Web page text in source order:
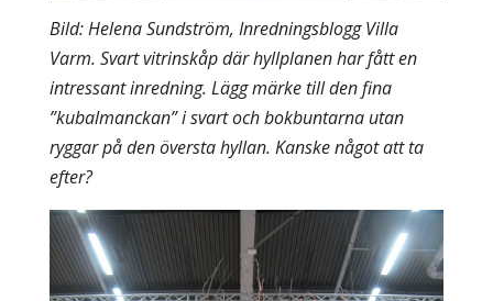
Bild: Helena Sundström, Inredningsblogg Villa
Varm. Svart vitrinskåp där hyllplanen har fått en
intressant inredning. Lägg märke till den fina
”kubalmanckan” i svart och bokbuntarna utan
ryggar på den översta hyllan. Kanske något att ta
efter?